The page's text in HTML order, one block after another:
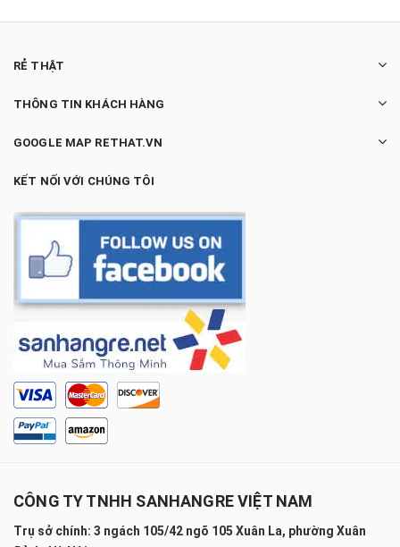
RẺ THẬT
THÔNG TIN KHÁCH HÀNG
GOOGLE MAP RETHAT.VN
KẾT NỐI VỚI CHÚNG TÔI
CÔNG TY TNHH SANHANGRE VIỆT NAM
Trụ sở chính: 3 ngách 105/42 ngõ 105 Xuân La, phường Xuân